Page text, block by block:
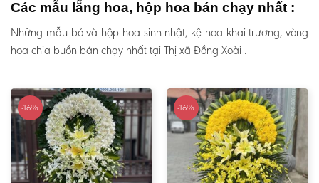
Các mẫu lẵng hoa, hộp hoa bán chạy nhất :
Những mẫu bó và hộp hoa sinh nhật, kệ hoa khai trương, vòng
hoa chia buồn bán chạy nhất tại Thị xã Đồng Xoài .
-16% -16%